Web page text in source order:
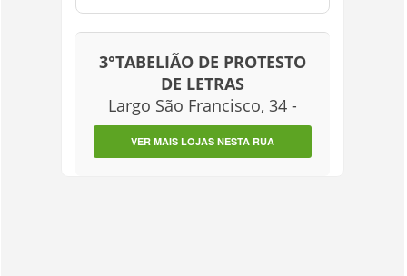
3°TABELIÃO DE PROTESTO
DE LETRAS
Largo São Francisco, 34 -
VER MAIS LOJAS NESTA RUA